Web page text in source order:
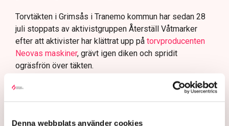
Denna webbplats använder cookies
Torvtäkten i Grimsås i Tranemo kommun har sedan 28
juli stoppats av aktivistgruppen Återställ Våtmarker
efter att aktivister har klättrat upp på torvproducenten
Neovas maskiner, grävt igen diken och spridit
ogräsfrön över täkten.
Aktivisterna klättrar upp på
maskiner – polisen kan inte
på helt ny nivå”